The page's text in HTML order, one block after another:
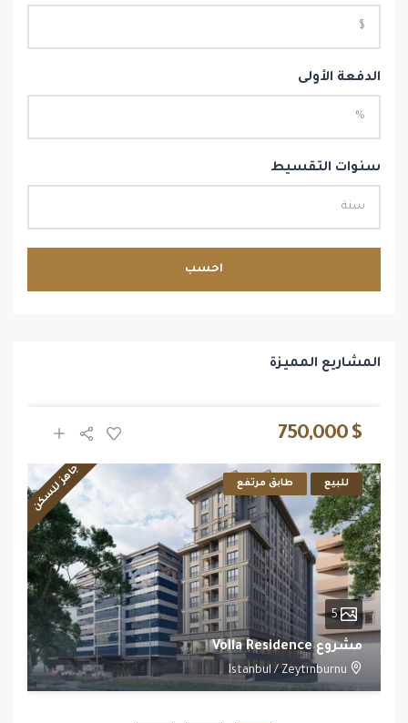
الدفعة الأولى
سنوات التقسيط
احسب
المشاريع المميزة
$ 750,000
للبيع طابق مرتفع جاهز للسكن
5
مشروع Voila Residence
Istanbul / Zeytınburnu